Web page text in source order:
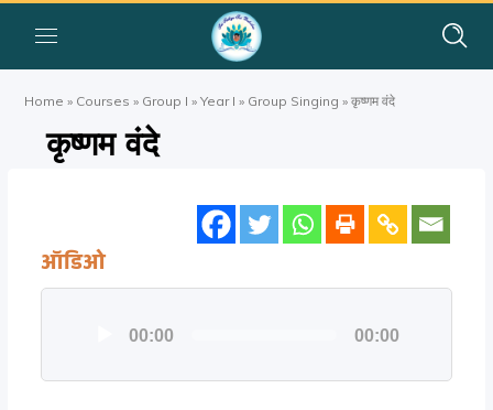
Home » Courses » Group I »Year I » Group Singing »कृष्णम वंदे
कृष्णम वंदे
ऑडिओ
00:00 00:00